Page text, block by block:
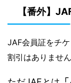
【番外】
JAF会員証をチ
割引はありません